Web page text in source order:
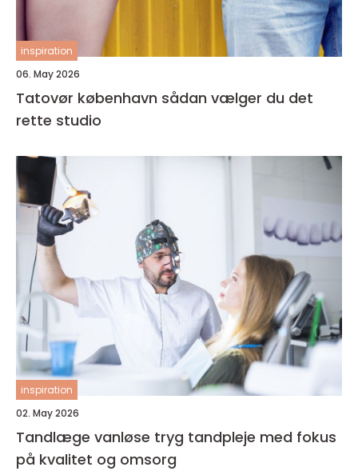
inspiration
06. May 2026
Tatovør københavn sådan vælger du det
rette studio
inspiration
02. May 2026
Tandlæge vanløse tryg tandpleje med fokus
på kvalitet og omsorg